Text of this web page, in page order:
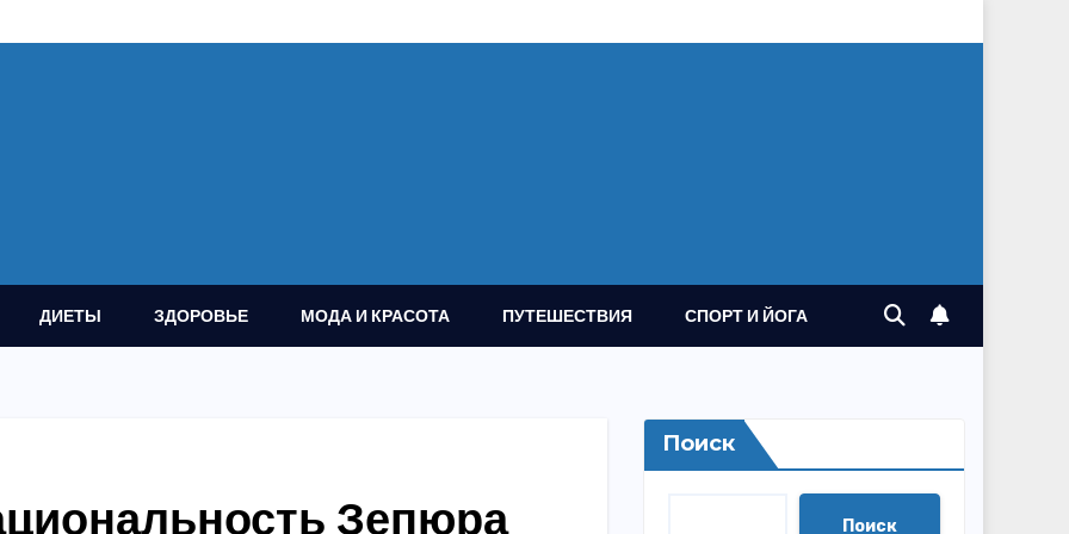
ДИЕТЫ ЗДОРОВЬЕ МОДА И КРАСОТА ПУТЕШЕСТВИЯ СПОРТ И ЙОГА
Зепюра
Поиск
Поиск